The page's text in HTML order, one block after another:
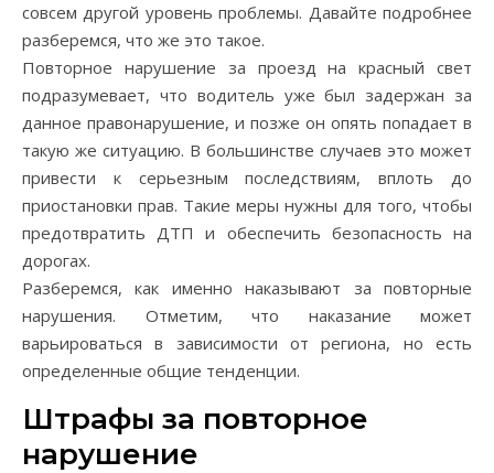
совсем другой уровень проблемы. Давайте подробнее
разберемся, что же это такое.
Повторное нарушение за проезд на красный свет
подразумевает, что водитель уже был задержан за
данное правонарушение, и позже он опять попадает в
такую же ситуацию. В большинстве случаев это может
привести к серьезным последствиям, вплоть до
приостановки прав. Такие меры нужны для того, чтобы
предотвратить ДТП и обеспечить безопасность на
дорогах.
Разберемся, как именно наказывают за повторные
нарушения. Отметим, что наказание может
варьироваться в зависимости от региона, но есть
определенные общие тенденции.
Штрафы за повторное
нарушение